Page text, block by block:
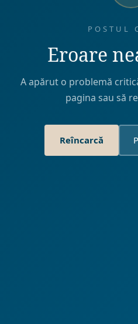
POSTUL
Eroare
A apărut o problemă
pagina sau să
Reîncarcă